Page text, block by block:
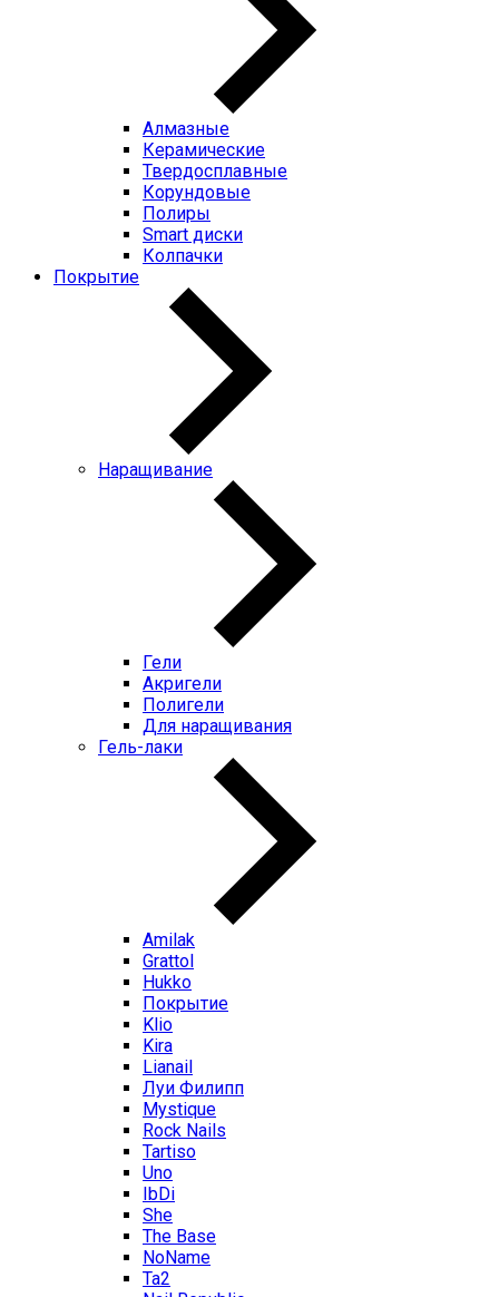
Алмазные
Керамические
Твердосплавные
Корундовые
Полиры
Smart диски
Колпачки
Покрытие
Наращивание
Гели
Акригели
Полигели
Для наращивания
Гель-лаки
Amilak
Grattol
Hukko
Покрытие
Klio
Kira
Lianail
Луи Филипп
Mystique
Rock Nails
Tartiso
Uno
IbDi
She
The Base
NoName
Ta2